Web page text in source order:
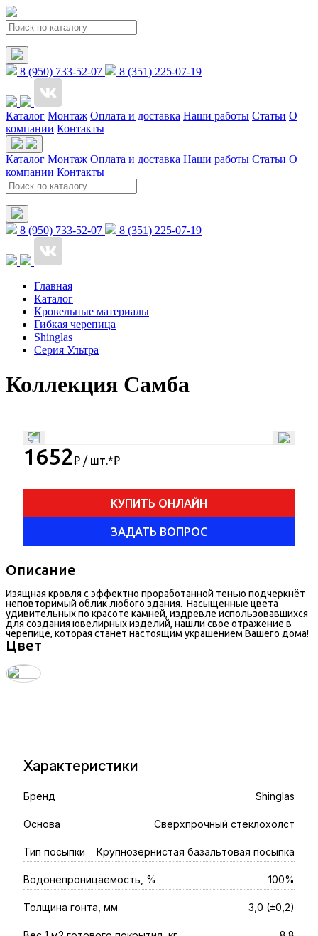
8 (950) 733-52-07 8 (351) 225-07-19
Каталог Монтаж Оплата и доставка Наши работы Статьи О
компании Контакты
Каталог Монтаж Оплата и доставка Наши работы Статьи О
компании Контакты
8 (950) 733-52-07 8 (351) 225-07-19
Главная
Каталог
Кровельные материалы
Гибкая черепица
Shinglas
Серия Ультра
Коллекция Самба
1652₽ / шт.*₽
КУПИТЬ ОНЛАЙН
ЗАДАТЬ ВОПРОС
Описание
Изящная кровля с эффектно проработанной тенью подчеркнёт
неповторимый облик любого здания. Насыщенные цвета
удивительных по красоте камней, издревле использовавшихся
для создания ювелирных изделий, нашли свое отражение в
черепице, которая станет настоящим украшением Вашего дома!
Цвет
Характеристики
Бренд Shinglas
Основа Сверхпрочный стеклохолст
Тип посыпки Крупнозернистая базальтовая посыпка
Водонепроницаемость, % 100%
Толщина гонта, мм 3,0 (±0,2)